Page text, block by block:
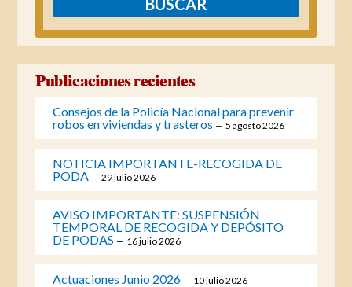
Publicaciones recientes
Consejos de la Policía Nacional para prevenir
robos en viviendas y trasteros
5 agosto 2026
NOTICIA IMPORTANTE-RECOGIDA DE
PODA
29 julio 2026
AVISO IMPORTANTE: SUSPENSIÓN
TEMPORAL DE RECOGIDA Y DEPÓSITO
DE PODAS
16 julio 2026
Actuaciones Junio 2026 10 julio 2026